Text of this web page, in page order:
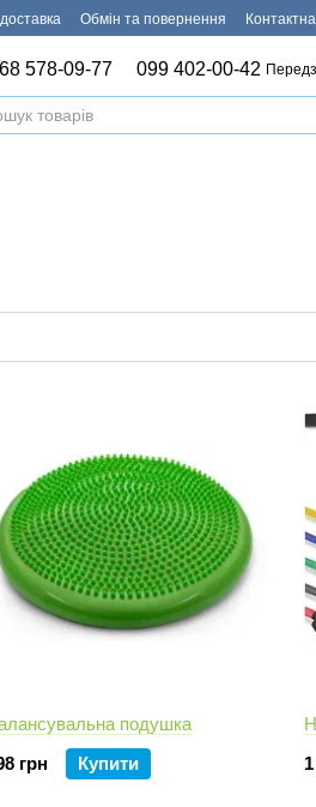
Обмін та повернення
578-09-77 099 402-00-42
подушка
грн
Купити